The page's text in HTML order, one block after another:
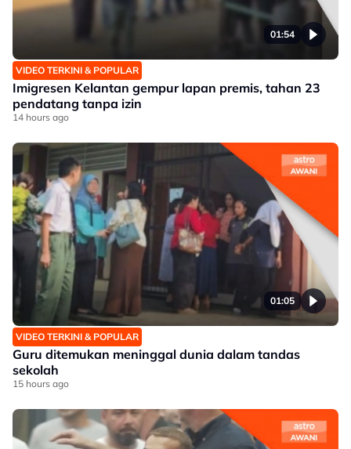
01:54
VIDEO TERKINI & POPULAR
Imigresen Kelantan gempur lapan premis, tahan 23
pendatang tanpa izin
14 hours ago
01:05
VIDEO TERKINI & POPULAR
Guru ditemukan meninggal dunia dalam tandas
sekolah
15 hours ago